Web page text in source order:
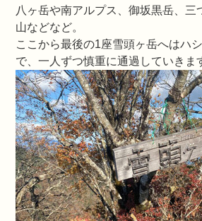
八ヶ岳や南アルプス、御坂黒岳、三
山などなど。
ここから最後の1座雪頭ヶ岳へはハ
で、一人ずつ慎重に通過していきま